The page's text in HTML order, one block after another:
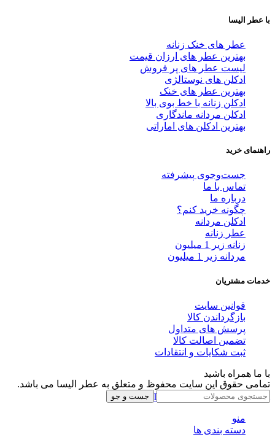
با عطر الیسا
عطر های خنک زنانه
بهترین عطر های ارزان قیمت
لیست عطر های پر فروش
ادکلن های نوستالژی
بهترین عطر های خنک
ادکلن زنانه با خط بوی بالا
ادکلن مردانه ماندگاری
بهترین ادکلن های اماراتی
راهنمای خرید
جست‌وجوی پیشرفته
تماس با ما
درباره ما
چگونه خرید کنم؟
ادکلن مردانه
عطر زنانه
زنانه زیر 1 میلیون
مردانه زیر 1 میلیون
خدمات مشتریان
قوانین سایت
بازگرداندن کالا
پرسش های متداول
تضمین اصالت کالا
ثبت شکایات و انتقادات
با ما همراه باشید
Telegram Whatsapp Instagram
تمامی حقوق این سایت محفوظ و متعلق به عطر الیسا می باشد.
جست و جو
منو
دسته بندی ها